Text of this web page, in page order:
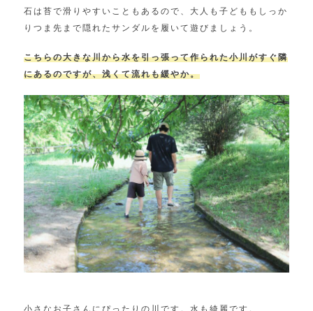
石は苔で滑りやすいこともあるので、大人も子どももしっか
りつま先まで隠れたサンダルを履いて遊びましょう。
こちらの大きな川から水を引っ張って作られた小川がすぐ隣
にあるのですが、浅くて流れも緩やか。
小さなお子さんにぴったりの川です。水も綺麗です。